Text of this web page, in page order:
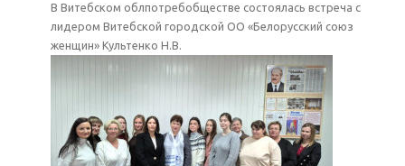
В Витебском облпотребобществе состоялась встреча с
лидером Витебской городской ОО «Белорусский союз
женщин» Культенко Н.В.